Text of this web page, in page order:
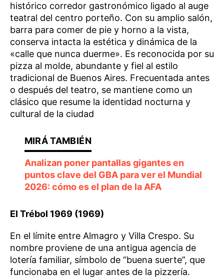
histórico corredor gastronómico ligado al auge
teatral del centro porteño. Con su amplio salón,
barra para comer de pie y horno a la vista,
conserva intacta la estética y dinámica de la
«calle que nunca duerme». Es reconocida por su
pizza al molde, abundante y fiel al estilo
tradicional de Buenos Aires. Frecuentada antes
o después del teatro, se mantiene como un
clásico que resume la identidad nocturna y
cultural de la ciudad
Analizan poner pantallas gigantes en
puntos clave del GBA para ver el Mundial
2026: cómo es el plan de la AFA
El Trébol 1969 (1969)
En el límite entre Almagro y Villa Crespo. Su
nombre proviene de una antigua agencia de
lotería familiar, símbolo de “buena suerte”, que
funcionaba en el lugar antes de la pizzería.